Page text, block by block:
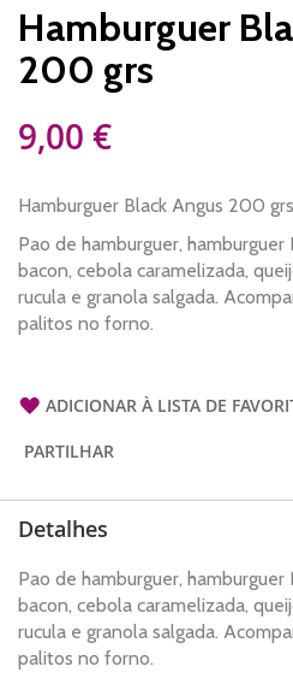
Hamburguer
200 grs
9,00 €
Hamburguer Black Angus 200 grs
Pao de hamburguer,
bacon, cebola caramelizada,
rucula e granola salgada.
palitos no forno.
ADICIONAR À LISTA DE
PARTILHAR
o
início
da
Galeria
imagens
Detalhes
Pao de hamburguer,
bacon, cebola caramelizada,
rucula e granola salgada.
palitos no forno.